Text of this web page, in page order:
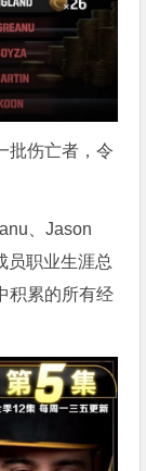
批伤亡者，令
、Jason
员职业生涯总
积累的所有经